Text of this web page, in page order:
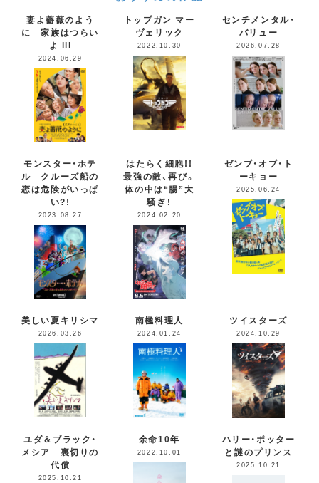
妻よ薔薇のよう
に 家族はつらい
よ lll
2024.06.29
トップガン マー
ヴェリック
2022.10.30
センチメンタル・
バリュー
2026.07.28
モンスター・ホテ
ル クルーズ船の
恋は危険がいっぱ
い?!
2023.08.27
はたらく細胞!!
最強の敵、再び。
体の中は“腸”大
騒ぎ！
2024.02.20
ゼンブ・オブ・ト
ーキョー
2025.06.24
美しい夏キリシマ
2026.03.26
南極料理人
2024.01.24
ツイスターズ
2024.10.29
ユダ＆ブラック・
メシア 裏切りの
代償
2025.10.21
余命10年
2022.10.01
ハリー・ポッター
と謎のプリンス
2025.10.21